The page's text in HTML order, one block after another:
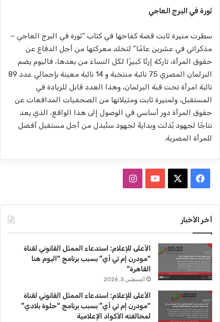
ثورة في البرج العاجي
سطرت منيرة ثابت قصة كفاحها في كتاب “ثورة في البرج العاجي –
مذكراتي في عشرين عامًا” لتخلد معركتها من أجل الدفاع عن
حقوق المرأة، تاركة إرثًا كبيرًا لكل النساء من بعدها، فاليوم يضم
البرلمان المصري 75 نائبة منتخبة و 14 نائبة معينة بإجمالي عدد 89
نائبة امرأة تحت قبة البرلمان، وهذا العدد قابل للزيادة في
المستقبل، ولمنيرة ثابت ومثيلاتها من الصحفيات المدافعات عن
حقوق المرأة دور أساسي في الوصول إلى هذا الواقع، الذي يعد
نتاجًا لجهود بُذلت وبدايةً لجهود ستُبذل من أجل مستقبل أفضل
للمرأة المصرية.
س
و
ك
T
u
b
e
ق
ا
م
أخر الأخبار
الأعلى للإعلام: استدعاء الممثل القانوني لقناة
“مودرن إم تي أي” بسبب برنامج “اليوم هنا
القاهرة”
أغسطس 5, 2026
الأعلى للإعلام: استدعاء الممثل القانوني لقناة
“مودرن إم تي أي” بسبب برنامج “حلوة بلادي”
لمخالفته الأكواد الإعلامية